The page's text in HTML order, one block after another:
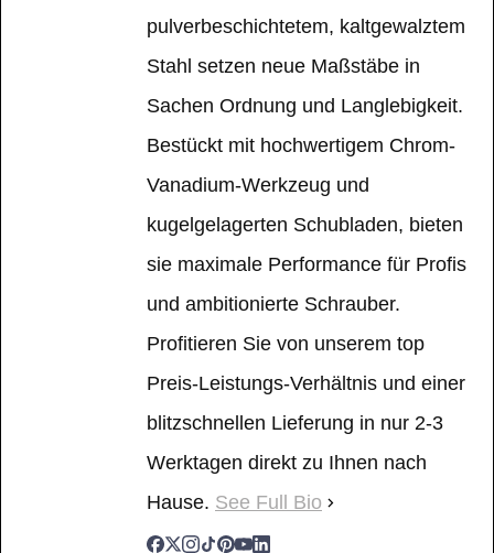
pulverbeschichtetem, kaltgewalztem
Stahl setzen neue Maßstäbe in
Sachen Ordnung und Langlebigkeit.
Bestückt mit hochwertigem Chrom-
Vanadium-Werkzeug und
kugelgelagerten Schubladen, bieten
sie maximale Performance für Profis
und ambitionierte Schrauber.
Profitieren Sie von unserem top
Preis-Leistungs-Verhältnis und einer
blitzschnellen Lieferung in nur 2-3
Werktagen direkt zu Ihnen nach
Hause. See Full Bio